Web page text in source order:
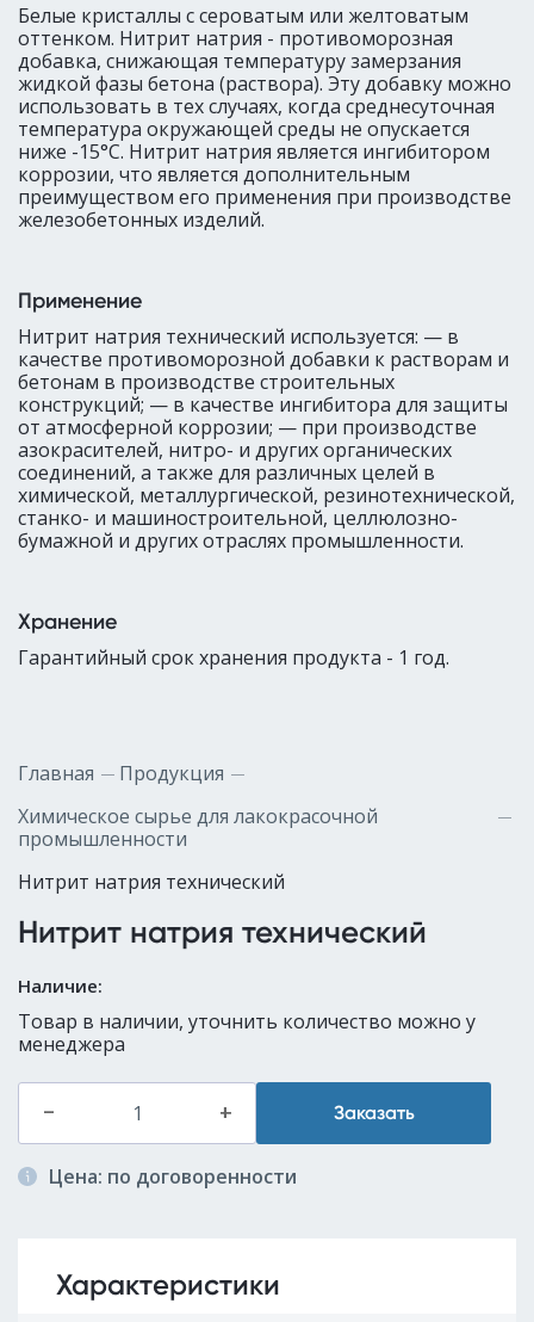
Белые кристаллы с сероватым или желтоватым
оттенком. Нитрит натрия - противоморозная
добавка, снижающая температуру замерзания
жидкой фазы бетона (раствора). Эту добавку можно
использовать в тех случаях, когда среднесуточная
температура окружающей среды не опускается
ниже -15°С. Нитрит натрия является ингибитором
коррозии, что является дополнительным
преимуществом его применения при производстве
железобетонных изделий.
Применение
Нитрит натрия технический используется: — в
качестве противоморозной добавки к растворам и
бетонам в производстве строительных
конструкций; — в качестве ингибитора для защиты
от атмосферной коррозии; — при производстве
азокрасителей, нитро- и других органических
соединений, а также для различных целей в
химической, металлургической, резинотехнической,
станко- и машиностроительной, целлюлозно-
бумажной и других отраслях промышленности.
Хранение
Гарантийный срок хранения продукта - 1 год.
Главная
Продукция
Химическое сырье для лакокрасочной
промышленности
Нитрит натрия технический
Нитрит натрия технический
Наличие:
Товар в наличии, уточнить количество можно у
менеджера
– + Заказать
Цена: по договоренности
Характеристики